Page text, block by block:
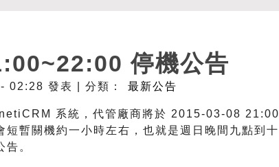
停機公告
02:28 發表 | 分類： 最新公告
系統，代管廠商將於 2015-03-08 21:00
短暫關機約一小時左右，也就是週日晚間九點到十
。